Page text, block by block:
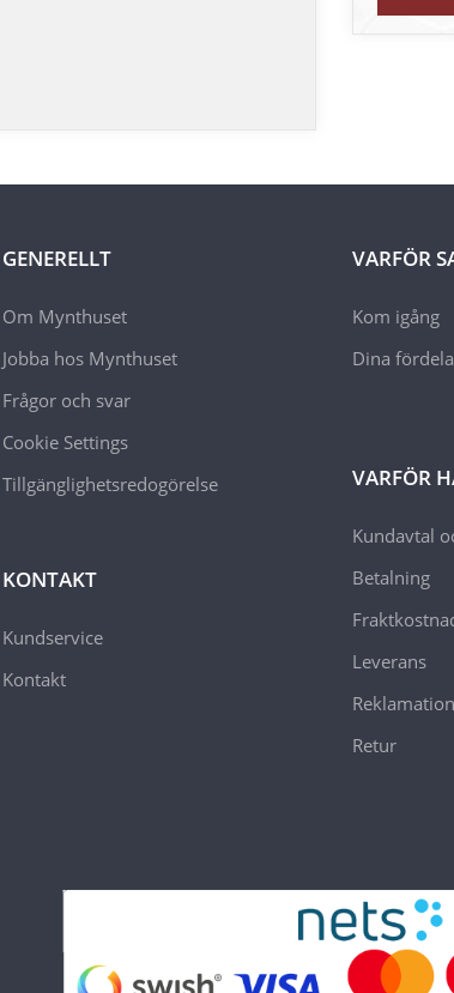
GENERELLT
Om Mynthuset
Jobba hos Mynthuset
Frågor och svar
Cookie Settings
Tillgänglighetsredogörelse
KONTAKT
Kundservice
Kontakt
VARFÖR
Kom igång
Dina
VARFÖR
Kundavtal
Betalning
Leverans
Reklamation
Retur